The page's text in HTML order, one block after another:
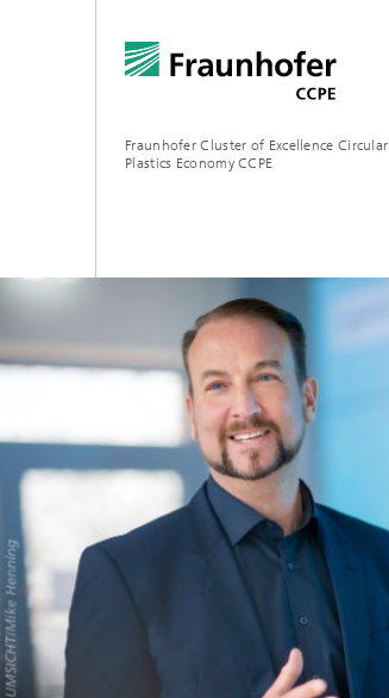
Fraunhofer Cluster of Excellence Circular
Plastics Economy CCPE
ÜBER CCPE
KOMPETENZEN
LEISTUNGSANGEBOT
AKTUELLES